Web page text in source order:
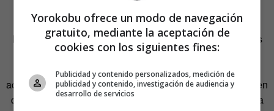
Dice que es posible que hace unos años la comida de los
aviones se ganara a pulso la mala fama que
tradicionalmente la ha acompañado aunque en la
actualidad es un mito es fase de desmoronamiento: «Hoy en
día hay más y más aerolíneas que recurren a la tecnología
Yorokobu ofrece un modo de navegación
gratuito, mediante la aceptación de
cookies con los siguientes fines:
Publicidad y contenido personalizados, medición de
publicidad y contenido, investigación de audiencia y
desarrollo de servicios